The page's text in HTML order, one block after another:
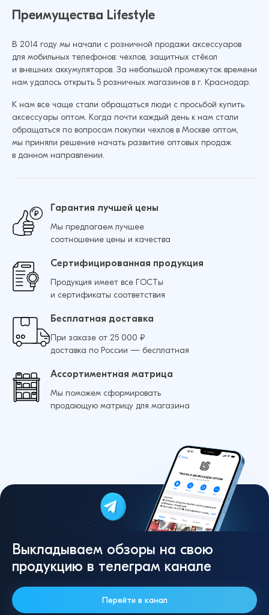
Преимущества Lifestyle
В 2014 году мы начали с розничной продажи аксессуаров
для мобильных телефонов: чехлов, защитных стёкол
и внешних аккумуляторов. За небольшой промежуток времени
нам удалось открыть 5 розничных магазинов в г. Краснодар.
К нам все чаще стали обращаться люди с просьбой купить
аксессуары оптом. Когда почти каждый день к нам стали
обращаться по вопросам покупки чехлов в Москве оптом,
мы приняли решение начать развитие оптовых продаж
в данном направлении.
Гарантия лучшей цены
Мы предлагаем лучшее
соотношение цены и качества
Сертифицированная продукция
Продукция имеет все ГОСТы
и сертификаты соответствия
Бесплатная доставка
При заказе от 25 000 ₽
доставка по России — бесплатная
Ассортиментная матрица
Мы поможем сформировать
продающую матрицу для магазина
Выкладываем обзоры на свою
продукцию в телеграм канале
Перейти в канал